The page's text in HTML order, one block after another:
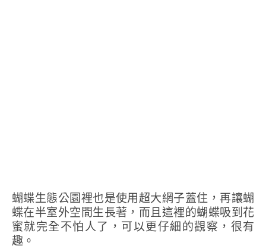
蝴蝶生態公園裡也是使用超大網子蓋住，再讓蝴
蝶在半室外空間生長著，而且這裡的蝴蝶吸到花
蜜就完全不怕人了，可以更仔細的觀察，很有
趣。